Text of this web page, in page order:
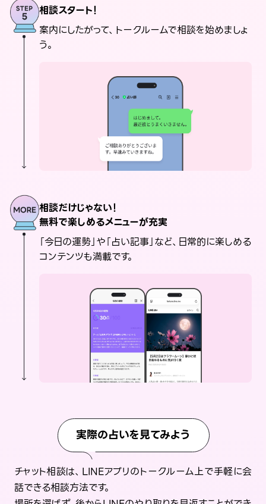
相談スタート！
案内にしたがって、トークルームで相談を始めましょ
う。
相談だけじゃない！
無料で楽しめるメニューが充実
「今日の運勢」や「占い記事」など、日常的に楽しめる
コンテンツも満載です。
実際の占いを見てみよう
チャット相談は、LINEアプリのトークルーム上で手軽に会
話できる相談方法です。